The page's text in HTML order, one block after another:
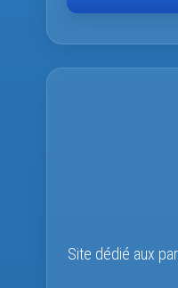
Site dédié aux